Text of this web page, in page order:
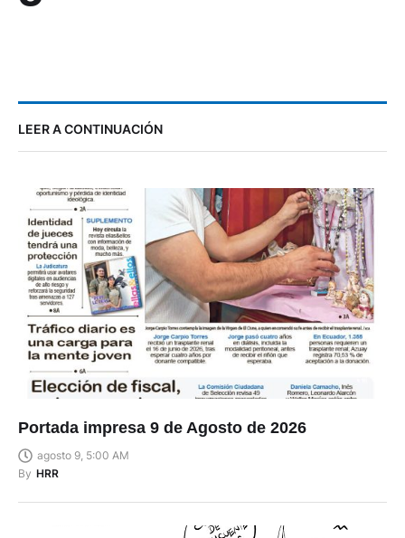
LEER A CONTINUACIÓN
Portada impresa 9 de Agosto de 2026
agosto 9, 5:00 AM
By HRR